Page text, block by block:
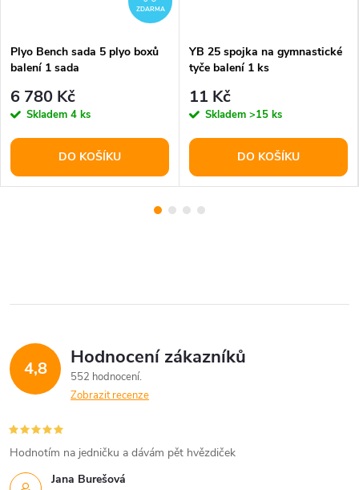
ZDARMA
Plyo Bench sada 5 plyo boxů
balení 1 sada
6 780 Kč
Skladem 4 ks
DO KOŠÍKU
YB 25 spojka na gymnastické
tyče balení 1 ks
11 Kč
Skladem >15 ks
DO KOŠÍKU
4,8 Hodnocení zákazníků
552 hodnocení
Zobrazit recenze
Jana Burešová
Hodnotím na jedničku a dávám pět hvězdiček